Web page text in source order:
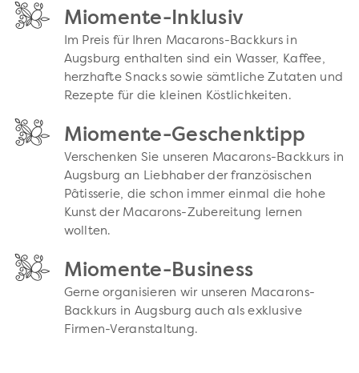
Miomente-Inklusiv
Im Preis für Ihren Macarons-Backkurs in
Augsburg enthalten sind ein Wasser, Kaffee,
herzhafte Snacks sowie sämtliche Zutaten und
Rezepte für die kleinen Köstlichkeiten.
Miomente-Geschenktipp
Verschenken Sie unseren Macarons-Backkurs in
Augsburg an Liebhaber der französischen
Pâtisserie, die schon immer einmal die hohe
Kunst der Macarons-Zubereitung lernen
wollten.
Miomente-Business
Gerne organisieren wir unseren Macarons-
Backkurs in Augsburg auch als exklusive
Firmen-Veranstaltung.